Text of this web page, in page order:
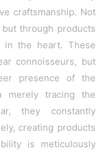
craftsmanship. Not
through products
in the heart. These
connoisseurs, but
presence of the
merely tracing the
they constantly
creating products
is meticulously